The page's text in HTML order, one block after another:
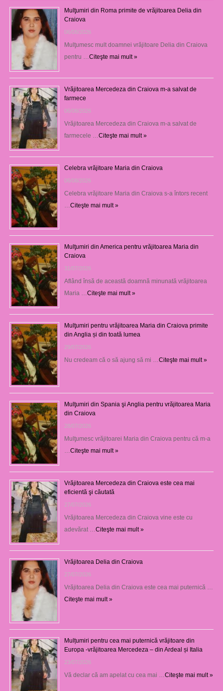
Mulţumiri din Roma primite de vrăjitoarea Delia din
Craiova
06/08/2026
Mulţumesc mult doamnei vrăjitoare Delia din Craiova
pentru … Citeşte mai mult »
Vrăjitoarea Mercedeza din Craiova m-a salvat de
farmece
06/08/2026
Vrăjitoarea Mercedeza din Craiova m-a salvat de
farmecele … Citeşte mai mult »
Celebra vrăjitoare Maria din Craiova
06/08/2026
Celebra vrăjitoare Maria din Craiova s-a întors recent
Citeşte mai mult »
Mulţumiri din America pentru vrăjitoarea Maria din
Craiova
31/07/2026
Aflând însă de această doamnă minunată vrăjitoarea
Maria … Citeşte mai mult »
Mulţumiri pentru vrăjitoarea Maria din Craiova primite
din Anglia și din toată lumea
29/07/2026
Nu credeam că o să ajung să mi … Citeşte mai mult »
Mulţumiri din Spania şi Anglia pentru vrăjitoarea Maria
din Craiova
28/07/2026
Mulţumesc vrăjitoarei Maria din Craiova pentru că m-a
Citeşte mai mult »
Vrăjitoarea Mercedeza din Craiova este cea mai
eficientă şi căutată
27/07/2026
Vrăjitoarea Mercedeza din Craiova vine este cu
adevărat … Citeşte mai mult »
Vrăjitoarea Delia din Craiova
27/07/2026
Vrăjitoarea Delia din Craiova este cea mai puternică …
Citeşte mai mult »
Mulțumiri pentru cea mai puternică vrăjitoare din
Europa -vrăjitoarea Mercedeza – din Ardeal și Italia
23/07/2026
Vă declar că am apelat cu cea mai … Citeşte mai mult »